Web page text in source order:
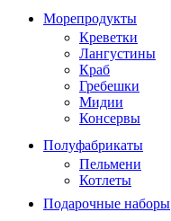
Морепродукты
Креветки
Лангустины
Краб
Гребешки
Мидии
Консервы
Полуфабрикаты
Пельмени
Котлеты
Подарочные наборы